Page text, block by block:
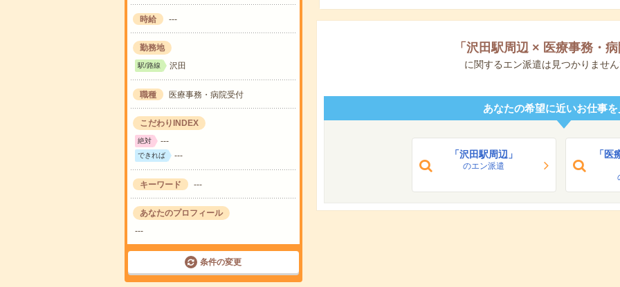
時給 ---
勤務地
駅/路線 沢田
職種 医療事務・病院受付
こだわりINDEX
絶対 ---
できれば ---
キーワード ---
あなたのプロフィール
---
条件の変更
「 沢田駅周辺 × 医療事務・
に関するエン派遣は見つかりません
あなたの希望に近いお仕事を
「沢田駅周辺」
のエン派遣
「医